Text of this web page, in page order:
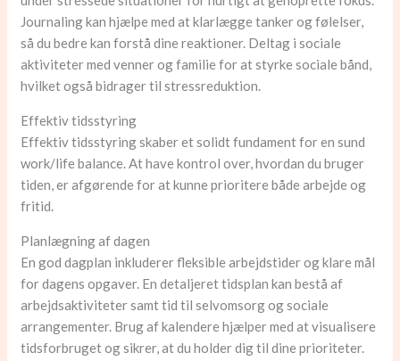
Journaling kan hjælpe med at klarlægge tanker og følelser,
så du bedre kan forstå dine reaktioner. Deltag i sociale
aktiviteter med venner og familie for at styrke sociale bånd,
hvilket også bidrager til stressreduktion.
Effektiv tidsstyring
Effektiv tidsstyring skaber et solidt fundament for en sund
work/life balance. At have kontrol over, hvordan du bruger
tiden, er afgørende for at kunne prioritere både arbejde og
fritid.
Planlægning af dagen
En god dagplan inkluderer fleksible arbejdstider og klare mål
for dagens opgaver. En detaljeret tidsplan kan bestå af
arbejdsaktiviteter samt tid til selvomsorg og sociale
arrangementer. Brug af kalendere hjælper med at visualisere
tidsforbruget og sikrer, at du holder dig til dine prioriteter.